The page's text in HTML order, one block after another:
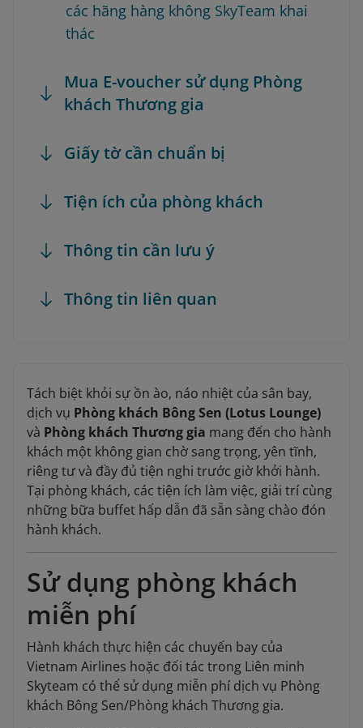
các hãng hàng không SkyTeam khai
thác
Mua E-voucher sử dụng Phòng
khách Thương gia
Giấy tờ cần chuẩn bị
Tiện ích của phòng khách
Thông tin cần lưu ý
Thông tin liên quan
Tách biệt khỏi sự ồn ào, náo nhiệt của sân bay,
dịch vụ Phòng khách Bông Sen (Lotus Lounge)
và Phòng khách Thương gia mang đến cho hành
khách một không gian chờ sang trọng, yên tĩnh,
riêng tư và đầy đủ tiện nghi trước giờ khởi hành.
Tại phòng khách, các tiện ích làm việc, giải trí cùng
những bữa buffet hấp dẫn đã sẵn sàng chào đón
hành khách.
Sử dụng phòng khách
miễn phí
Hành khách thực hiện các chuyến bay của
Vietnam Airlines hoặc đối tác trong Liên minh
Skyteam có thể sử dụng miễn phí dịch vụ Phòng
khách Bông Sen/Phòng khách Thương gia.